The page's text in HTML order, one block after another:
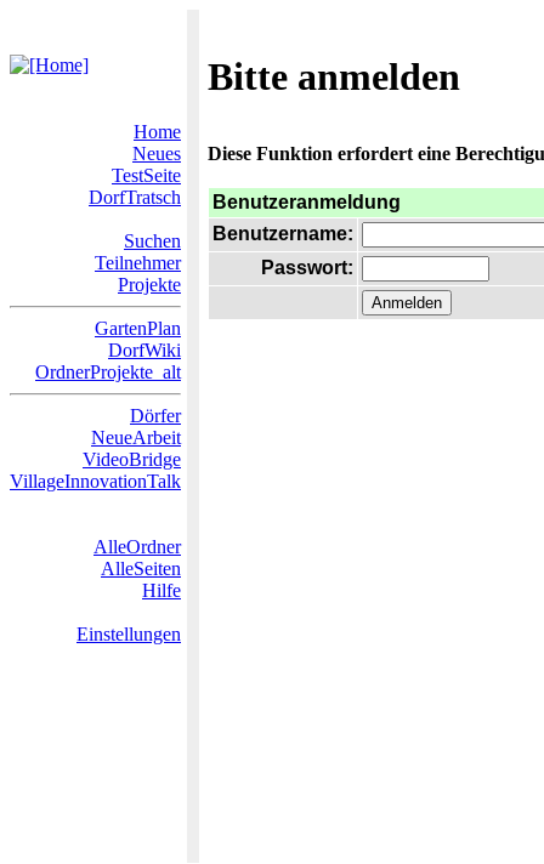
Bitte anmelden
Home
Neues
TestSeite
DorfTratsch
Suchen
Teilnehmer
Projekte
GartenPlan
DorfWiki
OrdnerProjekte_alt
Dörfer
NeueArbeit
VideoBridge
VillageInnovationTalk
AlleOrdner
AlleSeiten
Hilfe
Einstellungen
Diese Funktion erfordert eine
Benutzeranmeldung
Benutzername:
Passwort: